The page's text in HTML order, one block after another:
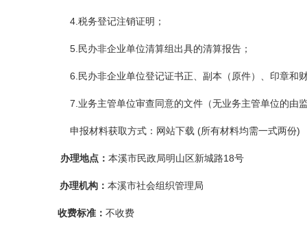
4.税务登记注销证明；
5.民办非企业单位清算组出具的清算报告；
6.民办非企业单位登记证书正、副本（原件）、印章和
7.业务主管单位审查同意的文件（无业务主管单位的由
申报材料获取方式：网站下载 (所有材料均需一式两份)
办理地点： 本溪市民政局明山区新城路18号
办理机构： 本溪市社会组织管理局
收费标准： 不收费